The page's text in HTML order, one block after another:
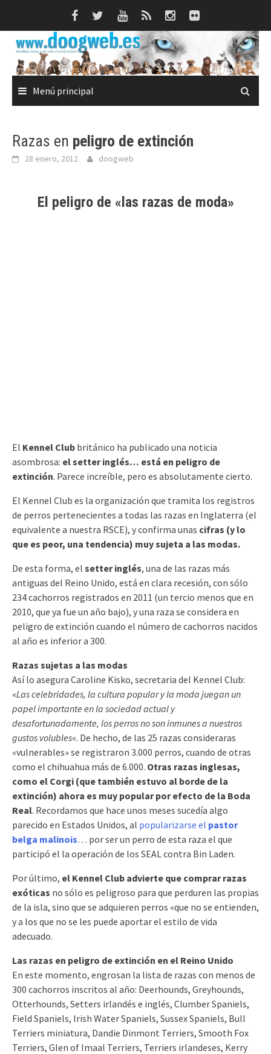
Menú principal
Razas en peligro de extinción
28 enero, 2012 doogweb
El peligro de «las razas de moda»
El Kennel Club británico ha publicado una noticia
asombrosa: el setter inglés… está en peligro de
extinción. Parece increíble, pero es absolutamente cierto.
El Kennel Club es la organización que tramita los registros
de perros pertenecientes a todas las razas en Inglaterra (el
equivalente a nuestra RSCE), y confirma unas cifras (y lo
que es peor, una tendencia) muy sujeta a las modas.
De esta forma, el setter inglés, una de las razas más
antiguas del Reino Unido, está en clara recesión, con sólo
234 cachorros registrados en 2011 (un tercio menos que en
2010, que ya fue un año bajo), y una raza se considera en
peligro de extinción cuando el número de cachorros nacidos
al año es inferior a 300.
Razas sujetas a las modas
Así lo asegura Caroline Kisko, secretaria del Kennel Club:
«Las celebridades, la cultura popular y la moda juegan un
papel importante en la sociedad actual y
desafortunadamente, los perros no son inmunes a nuestros
gustos volubles«. De hecho, de las 25 razas consideraras
«vulnerables» se registraron 3.000 perros, cuando de otras
como el chihuahua más de 6.000. Otras razas inglesas,
como el Corgi (que también estuvo al borde de la
extinción) ahora es muy popular por efecto de la Boda
Real. Recordamos que hace unos meses sucedía algo
parecido en Estados Unidos, al popularizarse el pastor
belga malinois… por ser un perro de esta raza el que
participó el la operación de los SEAL contra Bin Laden.
Por último, el Kennel Club advierte que comprar razas
exóticas no sólo es peligroso para que perduren las propias
de la isla, sino que se adquieren perros «que no se entienden,
y a los que no se les puede aportar el estilo de vida
adecuado.
Las razas en peligro de extinción en el Reino Unido
En este momento, engrosan la lista de razas con menos de
300 cachorros inscritos al año: Deerhounds, Greyhounds,
Otterhounds, Setters irlandés e inglés, Clumber Spaniels,
Field Spaniels, Irish Water Spaniels, Sussex Spaniels, Bull
Terriers miniatura, Dandie Dinmont Terriers, Smooth Fox
Terriers, Glen of Imaal Terriers, Terriers irlandeses, Kerry